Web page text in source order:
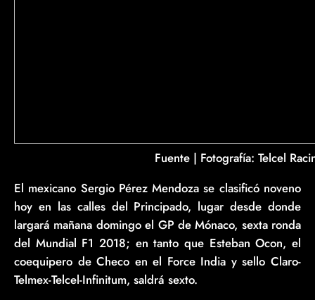
Fuente | Fotografía: Telcel
El mexicano Sergio Pérez Mendoza se clasificó noveno
hoy en las calles del Principado, lugar desde donde
largará mañana domingo el GP de Mónaco, sexta ronda
del Mundial F1 2018; en tanto que Esteban Ocon, el
coequipero de Checo en el Force India y sello Claro-
Telmex-Telcel-Infinitum, saldrá sexto.